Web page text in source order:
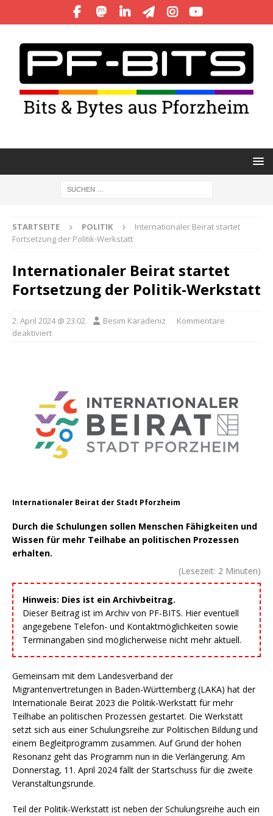
STARTSEITE POLITIK
Internationaler Beirat startet
Fortsetzung der Politik-Werkstatt
Internationaler Beirat startet
Fortsetzung der Politik-Werkstatt
2. April 2024 @ 23:02 Besim Karadeniz
Kommentare
deaktiviert
Internationaler Beirat der Stadt Pforzheim
Durch die Schulungen sollen Menschen Fähigkeiten und
Wissen für mehr Teilhabe an politischen Prozessen
erhalten.
(Lesezeit: 2 Minuten)
Hinweis: Dies ist ein Archivbeitrag.
Dieser Beitrag ist im Archiv von PF-BITS. Hier eventuell
angegebene Telefon- und Kontaktmöglichkeiten sowie
Terminangaben sind möglicherweise nicht mehr aktuell.
Gemeinsam mit dem Landesverband der
Migrantenvertretungen in Baden-Württemberg (LAKA) hat der
Internationale Beirat 2023 die Politik-Werkstatt für mehr
Teilhabe an politischen Prozessen gestartet. Die Werkstatt
setzt sich aus einer Schulungsreihe zur Politischen Bildung und
einem Begleitprogramm zusammen. Auf Grund der hohen
Resonanz geht das Programm nun in die Verlängerung. Am
Donnerstag, 11. April 2024 fällt der Startschuss für die zweite
Veranstaltungsrunde.
Teil der Politik-Werkstatt ist neben der Schulungsreihe auch ein